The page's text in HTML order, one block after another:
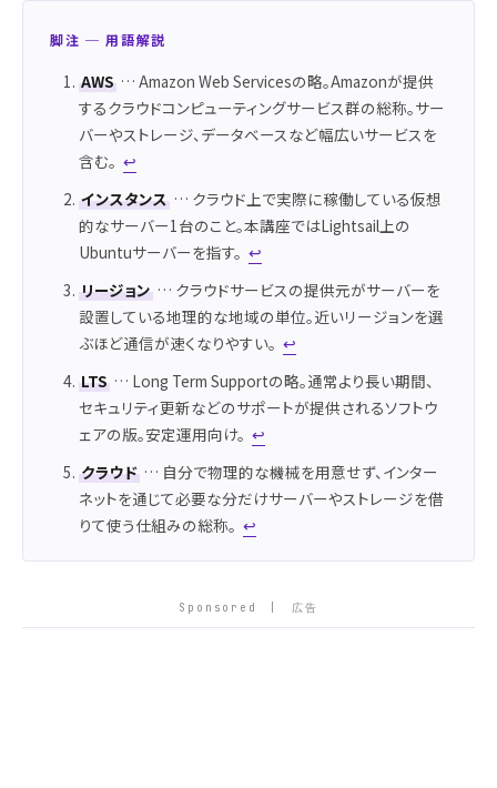
脚注 ─ 用語解説
AWS … Amazon Web Servicesの略。Amazonが提供
するクラウドコンピューティングサービス群の総称。サー
バーやストレージ、データベースなど幅広いサービスを
含む。 ↩
インスタンス … クラウド上で実際に稼働している仮想
的なサーバー1台のこと。本講座ではLightsail上の
Ubuntuサーバーを指す。 ↩
リージョン … クラウドサービスの提供元がサーバーを
設置している地理的な地域の単位。近いリージョンを選
ぶほど通信が速くなりやすい。 ↩
LTS … Long Term Supportの略。通常より長い期間、
セキュリティ更新などのサポートが提供されるソフトウ
ェアの版。安定運用向け。 ↩
クラウド … 自分で物理的な機械を用意せず、インター
ネットを通じて必要な分だけサーバーやストレージを借
りて使う仕組みの総称。 ↩